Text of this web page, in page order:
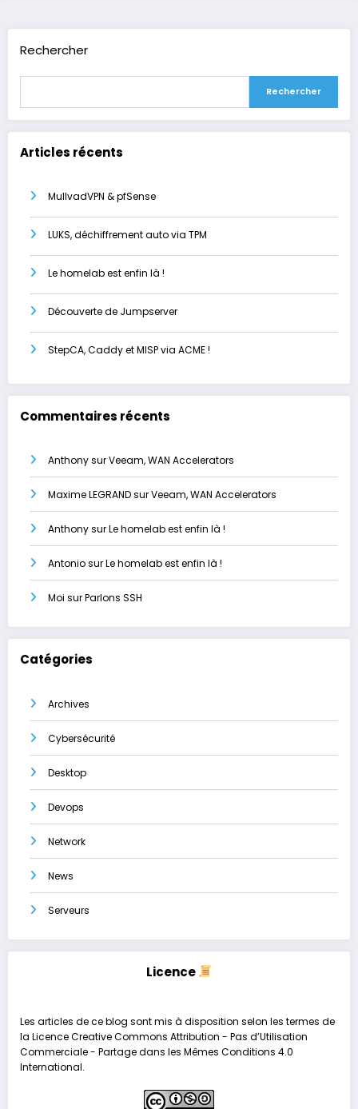
Rechercher
Rechercher
Articles récents
MullvadVPN & pfSense
LUKS, déchiffrement auto via TPM
Le homelab est enfin là !
Découverte de Jumpserver
StepCA, Caddy et MISP via ACME !
Commentaires récents
AnthonysurVeeam, WAN Accelerators
Maxime LEGRANDsurVeeam, WAN Accelerators
AnthonysurLe homelab est enfin là !
AntoniosurLe homelab est enfin là !
Moi surParlons SSH
Catégories
Archives
Cybersécurité
Desktop
Devops
Network
News
Serveurs
Licence
Les articles de ce blog sont mis à disposition selon les termes de
la Licence Creative Commons Attribution - Pas d’Utilisation
Commerciale - Partage dans les Mêmes Conditions 4.0
International.